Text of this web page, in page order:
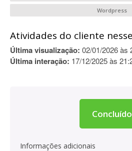
Wordpress
Atividades do cliente
Última visualização: 02/01/2026 às
Última interação: 17/12/2025 às
Concluído
Informações adicionais